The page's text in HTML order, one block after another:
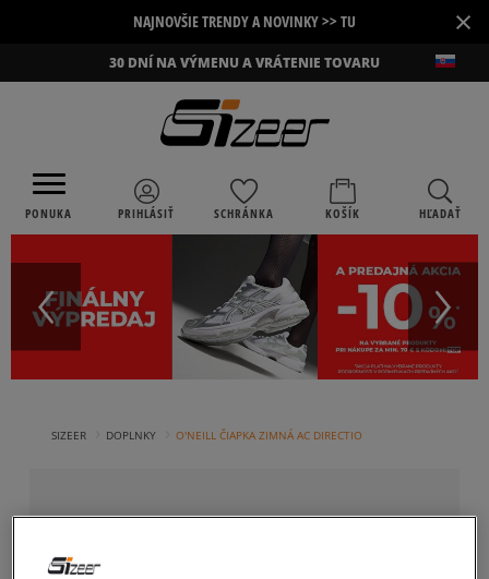
NAJNOVŠIE TRENDY A NOVINKY >> TU ×
30 DNÍ NA VÝMENU A VRÁTENIE TOVARU
PONUKA PRIHLÁSIŤ SCHRÁNKA KOŠÍK HĽADAŤ
SIZEER DOPLNKY O'NEILL ČIAPKA ZIMNÁ AC DIRECTIO